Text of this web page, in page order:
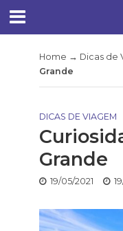
Home → Dicas de
Grande
DICAS DE VIAGEM
Grande
19/05/2021